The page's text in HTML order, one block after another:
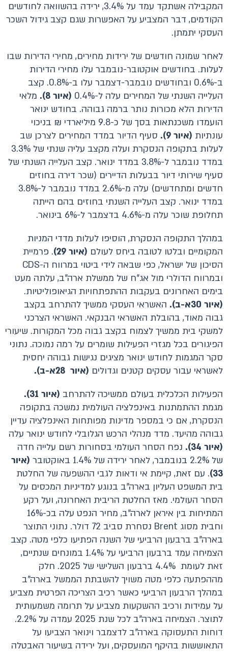
המקבילה אשתקד עמד על 3.4%, ירידה בהשוואה לחודשים
הקודמים, דבר המצביע על האפשרות שגם קצב גידול השכר
העסקי יתמתן.
לאחר שמונה חודשים של ירידות מחירים, מחירי הדירות שבו
לעלות. בחודשים אוקטובר-נובמבר עלו מחירי הדירות
ב-0.6% ובחודשים נובמבר-דצמבר עלו ב-0.8%. קצב
העלייה השנתי של המחירים עלה ל-0.4%
(איור 8).
מלאי
הדירות הלא מכורות נותר ברמה גבוהה. בחודש ינואר
הועמדו משכנתאות בסך של כ-9.8 מיליארדי ₪ בניכוי
עונתיות (איור 9).
סעיף הדיור במדד המחירים לצרכן שב
לעלות בתקופה הנסקרת ועלה מקצב עליה שנתי של 3.3%
במדד נובמבר ל-3.8% במדד ינואר. קצב העלייה השנתי של
סעיף שירותי דיור בבעלות הדיירים (שכר דירה בחוזים
חדשים ומתחדשים) עלה מ-2.6% במדד נובמבר ל-3.8%
במדד ינואר. קצב העלייה השנתי בחוזים בהם הייתה
תחלופת שוכר עלה מ-4.6% בדצמבר ל-6% בינואר.
במהלך התקופה הנסקרת, הוסיפו לעלות מדדי המניות
המקומיים ובלטו לטובה ביחס לעולם (איור 29)
. פרמיית
הסיכון של ישראל, כפי שבאה לידי ביטוי במרווח ה-CDS
ובמרווח הדולרי מול אג"ח של ממשלת ארה"ב, עלתה מעט
בימים האחרונים בעקבות ההתפתחויות הגיאופוליטיות.
(איור 30א-ב).
האשראי העסקי ממשיך להתרחב בקצב
גבוה מאוד, בהובלת האשראי הבנקאי. האשראי הצרכני
למשקי בית ממשיך לצמוח בקצב גבוה מכל המקורות. שיעורי
הפיגורים בכל מגזרי הפעילות שומרים על רמה נמוכה. נתוני
סקר המגמות לחודש ינואר מציגים נגישות גבוהה יחסית
לאשראי עבור עסקים קטנים וגדולים (איור 28א-ב).
הפעילות הכלכלית בעולם ממשיכה להתרחב (איור 31).
מגמת ההתמתנות באינפלציה העולמית נמשכה בתקופה
הנסקרת, אם כי במספר מדינות מפותחות האינפלציה עדיין
גבוהה מהיעד. מדד מנהלי הרכש הגלובלי לחודש ינואר עלה
(איור 34).
נפח הסחר העולמי בסחורות רשם עלייה חדה
של 2.2% בנובמבר, לאחר ירידה של 1.4% באוקטובר
(איור
33) . עם זאת, קיימת אי ודאות לגבי ההשפעה של החלטת
בית המשפט העליון בארה"ב בנוגע למדיניות המכסים על
הסחר העולמי. מאז החלטת הריבית האחרונה, ועל רקע
המתיחות בין איראן לארה"ב, מחיר הנפט עלה בכ-16%
וחבית מסוג Brent נסחרת סביב 72 דולר. נתוני התוצר
בארה"ב ברבעון הרביעי של השנה הפתיעו כלפי מטה. קצב
הצמיחה עמד ברבעון הרביעי על 1.4% במונחים שנתיים,
זאת לעומת 4.4% ברבעון השלישי של 2025. חלק
מההפתעה כלפי מטה משויך להשבתת הממשל בארה"ב
במהלך הרבעון הרביעי כאשר רכיב הצריכה הפרטית מצביע
על עמידות ורכיב ההשקעות מצביע על תרומה משמעותית
לתוצר. הצמיחה בארה"ב לכל שנת 2025 עמדה על 2.2%.
דוחות התעסוקה בארה"ב לדצמבר וינואר הצביעו על
התאוששות בהיקף המועסקים, ועל ירידה בשיעור האבטלה